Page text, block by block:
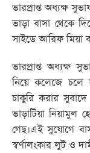
ভারপ্রাপ্ত অধ্যক্ষ
ভাড়া বাসা থেকে
সাইডে আরিফ মিয়া
ভারপ্রাপ্ত অধ্যক্ষ
নিয়ে কলেজে চলে
চাকুরি করার
ভাড়াটিয়া নিয়ামুল
গেছ।এই সুযোগে
স্বর্ণালংকার লুট ও